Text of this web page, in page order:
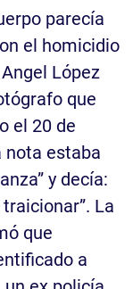
parecía
el homicidio
López
que
el 20 de
nota estaba
y decía:
La
que
a